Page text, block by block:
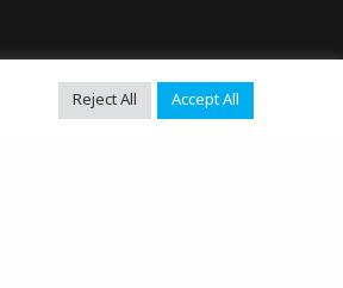
Reject All Accept All